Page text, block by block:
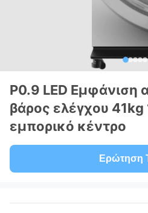
P0.9 LED Εμφάνιση
βάρος ελέγχου 41kg
εμπορικό κέντρο
Ερώτηση